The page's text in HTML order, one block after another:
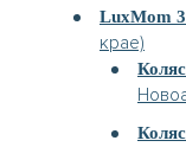
LuxMom
крае)